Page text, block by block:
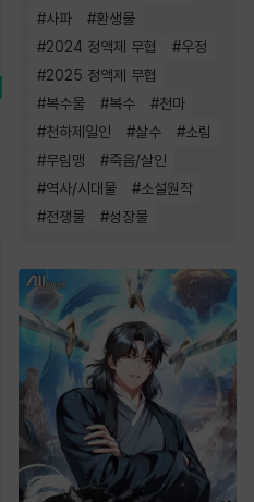
#사파 #환생물
#2024 정액제 무협 #우정
#2025 정액제 무협
#복수물 #복수 #천마
#천하제일인 #살수 #소림
#무림맹 #죽음/살인
#역사/시대물 #소설원작
#전쟁물 #성장물